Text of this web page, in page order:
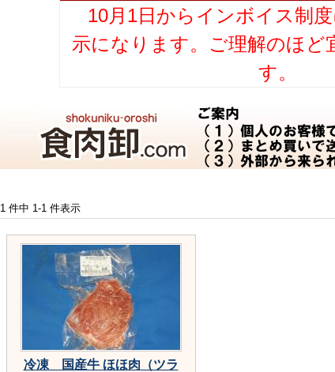
10月1日からインボイス制
示になります。ご理解のほど
す。
1 件中 1-1 件表示
冷凍 国産牛 ほほ肉（ツラ